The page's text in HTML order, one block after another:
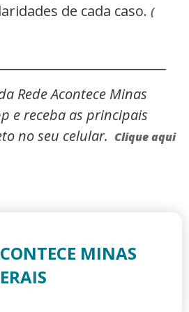
de cada caso. (
Rede Acontece Minas
e receba as principais
no seu celular. Clique aqui
MINAS